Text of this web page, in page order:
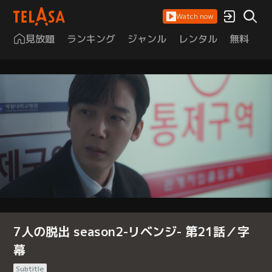
Watch now
見放題 ランキング ジャンル レンタル 無料
7人の脱出 season2-リベンジ- 第21話／字
幕
Subtitle